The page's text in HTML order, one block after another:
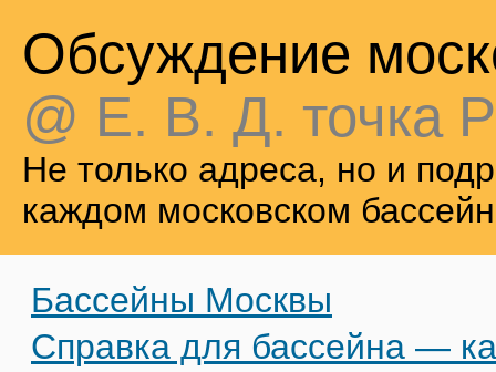
Обсуждение
@ Е. В. Д. точка
Не только адреса, но и
каждом московском
Бассейны Москвы
Справка для бассейна —